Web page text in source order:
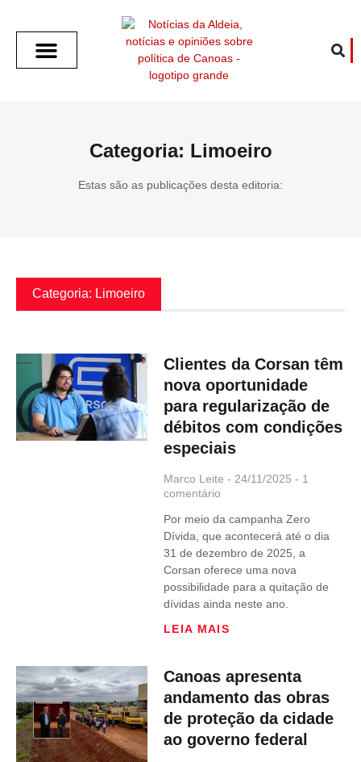
Categoria: Limoeiro
Estas são as publicações desta editoria:
Categoria: Limoeiro
Clientes da Corsan têm
nova oportunidade
para regularização de
débitos com condições
especiais
Marco Leite 24/11/2025
1
comentário
Por meio da campanha Zero
Dívida, que acontecerá até o dia
31 de dezembro de 2025, a
Corsan oferece uma nova
possibilidade para a quitação de
dívidas ainda neste ano.
LEIA MAIS
Canoas apresenta
andamento das obras
de proteção da cidade
ao governo federal